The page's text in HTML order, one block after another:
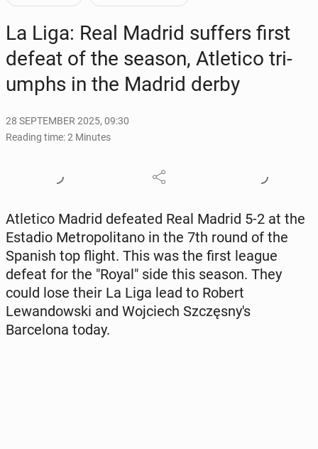
La Liga: Real Madrid suffers first
defeat of the season, Atleti­co tri­
umphs in the Madrid derby
28 SEPTEMBER 2025, 09:30
Reading time: 2 Minutes
Atleti­co Madrid de­feat­ed Real Madrid 5-2 at the
Estadio Met­ro­pol­i­tano in the 7th round of the
Spanish top flight. This was the first league
defeat for the "Royal" side this season. They
could lose their La Liga lead to Robert
Lewandows­ki and Wo­j­ciech Szczęs­ny's
Barcelona today.